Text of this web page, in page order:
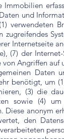
Immobilien
und
verwendeten
zugreifendes
Internetseite
(7) der
Angriffen auf
Daten
benötigt, um
(3) die
sowie (4)
Diese anonym
den